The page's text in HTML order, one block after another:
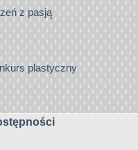
z pasją
plastyczny